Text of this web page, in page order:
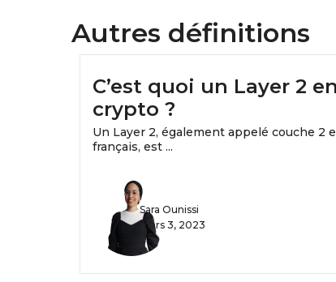
Autres définitions
C’est quoi un Layer 2 en
crypto ?
Un Layer 2, également appelé couche 2
français, est ...
Sara Ounissi
mars 3, 2023